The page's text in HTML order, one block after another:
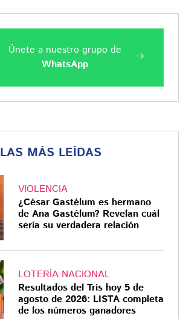
Únete a nuestro grupo de
WhatsApp
LAS MÁS LEÍDAS
VIOLENCIA
¿César Gastélum es hermano
de Ana Gastélum? Revelan cuál
sería su verdadera relación
LOTERÍA NACIONAL
Resultados del Tris hoy 5 de
agosto de 2026: LISTA completa
de los números ganadores